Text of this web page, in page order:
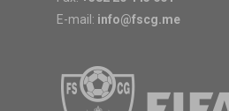
E-mail: info@fscg.me